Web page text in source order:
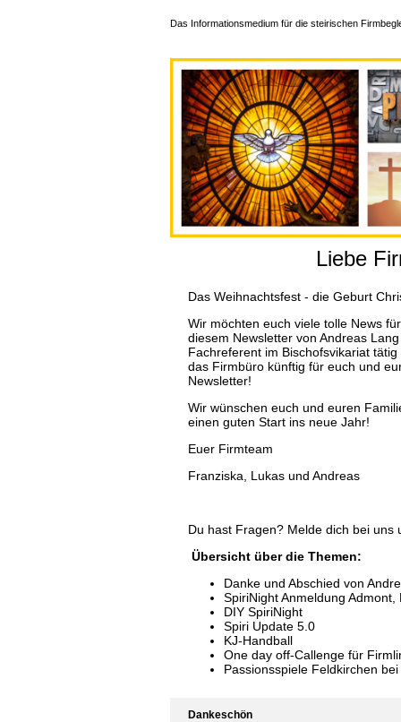
Das Informationsmedium für die steirischen
Liebe
Das Weihnachtsfest - die Geburt
Wir möchten euch viele tolle News
diesem Newsletter von Andreas
Fachreferent im Bischofsvikariat
das Firmbüro künftig für euch und
Newsletter!
Wir wünschen euch und euren
einen guten Start ins neue Jahr!
Euer Firmteam
Franziska, Lukas und Andreas
Du hast Fragen? Melde dich bei uns
Übersicht über die Themen:
Danke und Abschied von
SpiriNight Anmeldung
DIY SpiriNight
Spiri Update 5.0
KJ-Handball
One day off-Callenge für
Passionsspiele Feldkirchen
Dankeschön